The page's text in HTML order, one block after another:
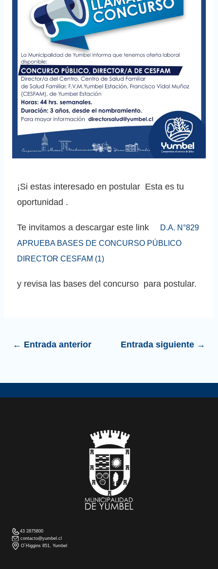
¡Si estas interesado en postular Esta es tu
oportunidad .
Te invitamos a descargar este link
D.A. N°829
APRUEBA BASES DE CONCURSO PÚBLICO
DIRECTOR CESFAM (1)
y revisa las bases del concurso para postular.
← Entrada anterior Entrada siguiente →
43 2875800
contacto@yumbel.cl
O´Higgins 851, Yumbel